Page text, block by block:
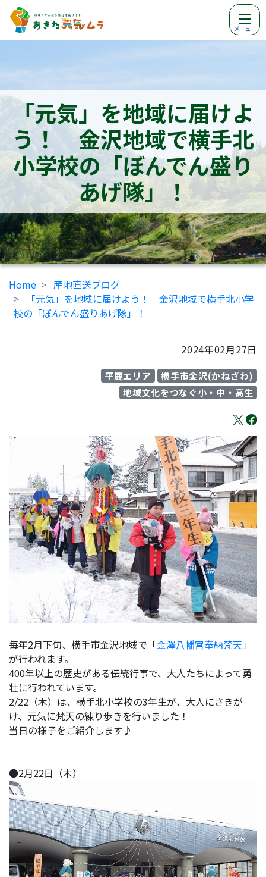
メニュー
「元気」を地域に届けよ
う！ 金沢地域で横手北
小学校の「ぼんでん盛り
あげ隊」！
Home
産地直送ブログ
「元気」を地域に届けよう！ 金沢地域で横手北小学
校の「ぼんでん盛りあげ隊」！
2024年02月27日
平鹿エリア
横手市金沢(かねざわ)
地域文化をつなぐ小・中・高生
毎年2月下旬、横手市金沢地域で「金澤八幡宮奉納梵天 」
が行われます。
400年以上の歴史がある伝統行事で、大人たちによって勇
壮に行われています。
2/22（木）は、横手北小学校の3年生が、大人にさきが
け、元気に梵天の練り歩きを行いました！
当日の様子をご紹介します♪
●2月22日（木）